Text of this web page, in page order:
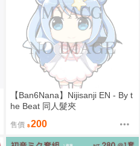
【Ban6Nana】Nijisanji EN - By t
he Beat 同人髮夾
售價 200